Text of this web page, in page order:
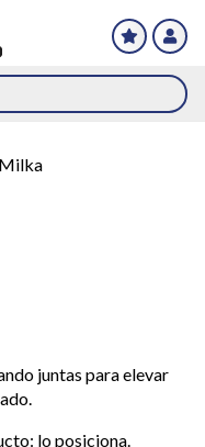
Milka
juntas para elevar
lo posiciona.